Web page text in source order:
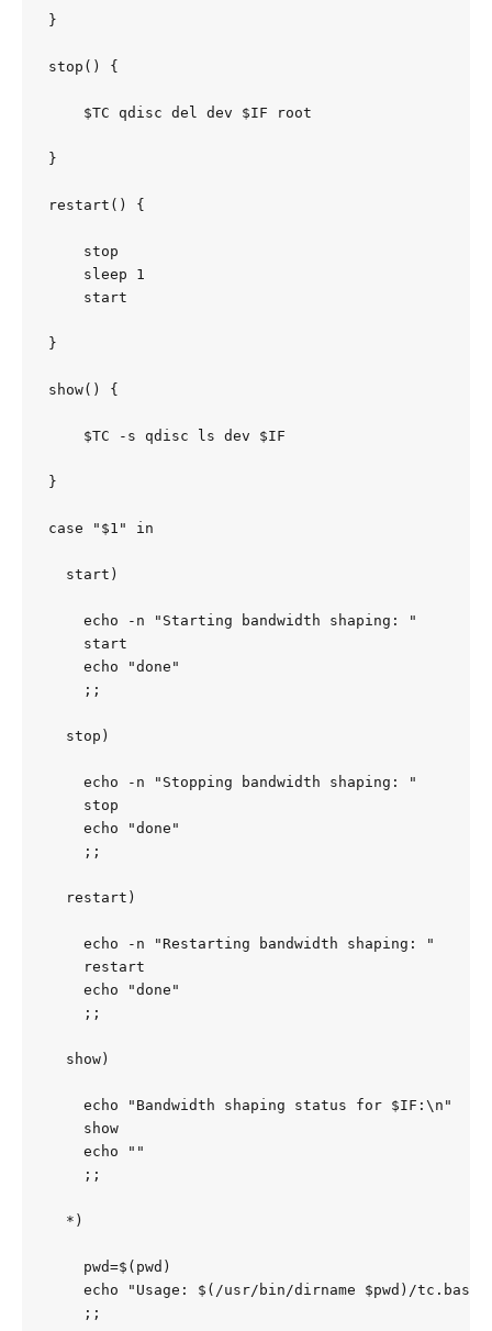
}
stop() {
    $TC qdisc del dev $IF root
}
restart() {
    stop
    sleep 1
    start
}
show() {
    $TC -s qdisc ls dev $IF
}
case "$1" in
  start)
    echo -n "Starting bandwidth shaping: "
    start
    echo "done"
    ;;
  stop)
    echo -n "Stopping bandwidth shaping: "
    stop
    echo "done"
    ;;
  restart)
    echo -n "Restarting bandwidth shaping: "
    restart
    echo "done"
    ;;
  show)
    echo "Bandwidth shaping status for $IF:\n"
    show
    echo ""
    ;;
  *)
    pwd=$(pwd)
echo "Usage: $(/usr/bin/dirname $pwd)/tc.bash
    ;;